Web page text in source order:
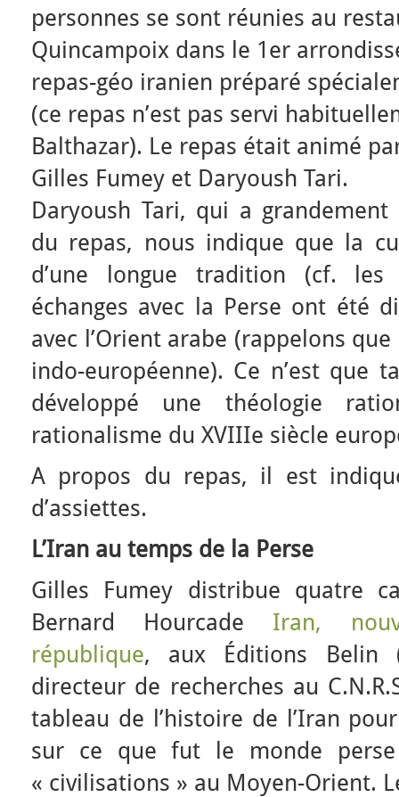
personnes se sont réunies au
Quincampoix dans le 1er
repas-géo iranien préparé
(ce repas n’est pas servi
Balthazar). Le repas était animé
Gilles Fumey et Daryoush Tari.
Daryoush Tari, qui a
du repas, nous indique que la
d’une longue tradition (cf. les
échanges avec la Perse ont été
avec l’Orient arabe (rappelons
indo-européenne). Ce n’est que
développé une théologie
rationalisme du XVIIIe siècle
A propos du repas, il est
d’assiettes.
L’Iran au temps de la Perse
Gilles Fumey distribue quatre
Bernard Hourcade Iran,
république, aux Éditions Belin
directeur de recherches au
tableau de l’histoire de l’Iran
sur ce que fut le monde
« civilisations » au Moyen-Orient.